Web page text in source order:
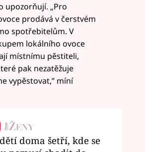
upozorňují. „Pro
prodává v čerstvém
spotřebitelům. V
lokálního ovoce
místnímu pěstiteli,
pak nezatěžuje
vypěstovat,” míní
doma šetří, kde se